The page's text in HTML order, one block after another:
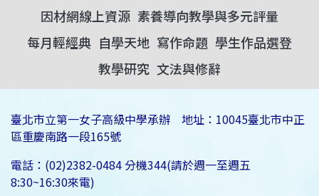
因材網線上資源 素養導向教學與多元評量
每月輕經典 自學天地 寫作命題 學生作品選登
教學研究 文法與修辭
臺北市立第一女子高級中學承辦 地址：10045臺北市中正
區重慶南路一段165號
電話：(02)2382-0484 分機344(請於週一至週五
8:30~16:30來電)